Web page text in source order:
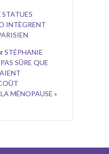
STATUES
INTÈGRENT
STÉPHANIE
SÛRE QUE
MÉNOPAUSE »